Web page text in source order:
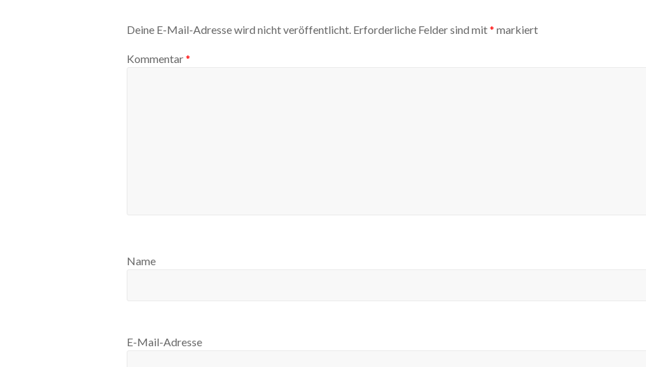
Deine E-Mail-Adresse wird nicht veröffentlicht. Erforderliche Felder sind mit* markiert
Kommentar*
Name
E-Mail-Adresse